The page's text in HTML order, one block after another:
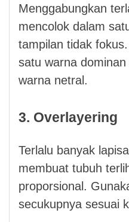
Menggabungkan
mencolok dalam
tampilan tidak
satu warna
warna netral.
3. Overlayering
Terlalu banyak
membuat tubuh
proporsional.
secukupnya sesuai